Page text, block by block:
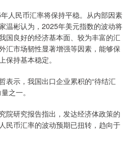
民币汇率将保持平稳。从内部因素
温彬认为，2025年美元指数的波动将
国良好的经济基本面、较为丰富的汇
汇市场韧性显著增强等因素，能够保
保持基本稳定。
示，我国出口企业累积的“待结汇
之一。
研究报告指出，发达经济体政策的
民币汇率的波动预期已扭转，趋向于